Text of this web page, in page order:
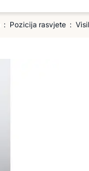
Pozicija rasvjete